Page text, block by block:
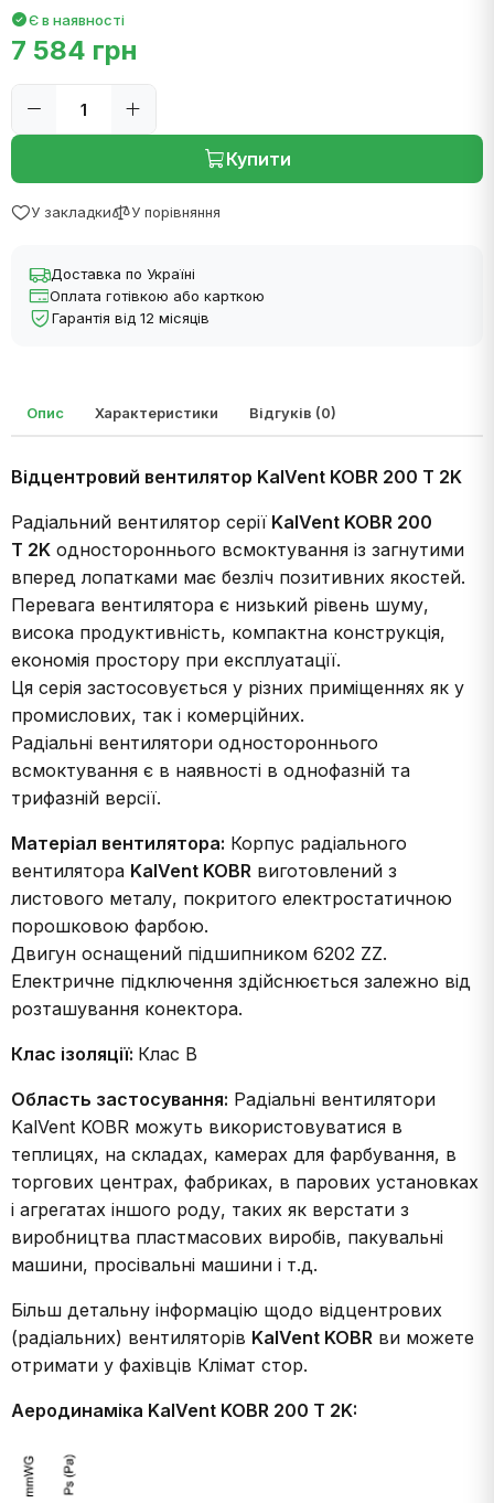
Є в наявності
7 584 грн
Купити
У закладки У порівняння
Доставка по Україні
Оплата готівкою або карткою
Гарантія від 12 місяців
Опис Характеристики Відгуків (0)
Відцентровий вентилятор KalVent KOBR 200 T 2K
Радіальний вентилятор серії KalVent KOBR 200
T 2K одностороннього всмоктування із загнутими
вперед лопатками має безліч позитивних якостей.
Перевага вентилятора є низький рівень шуму,
висока продуктивність, компактна конструкція,
економія простору при експлуатації.
Ця серія застосовується у різних приміщеннях як у
промислових, так і комерційних.
Радіальні вентилятори одностороннього
всмоктування є в наявності в однофазній та
трифазній версії.
Матеріал вентилятора: Корпус радіального
вентилятора KalVent KOBR виготовлений з
листового металу, покритого електростатичною
порошковою фарбою.
Двигун оснащений підшипником 6202 ZZ.
Електричне підключення здійснюється залежно від
розташування конектора.
Клас ізоляції: Клас В
Область застосування: Радіальні вентилятори
KalVent KOBR можуть використовуватися в
теплицях, на складах, камерах для фарбування, в
торгових центрах, фабриках, в парових установках
і агрегатах іншого роду, таких як верстати з
виробництва пластмасових виробів, пакувальні
машини, просівальні машини і т.д.
Більш детальну інформацію щодо відцентрових
(радіальних) вентиляторів KalVent KOBR ви можете
отримати у фахівців Клімат стор.
Аеродинаміка KalVent KOBR 200 T 2K: